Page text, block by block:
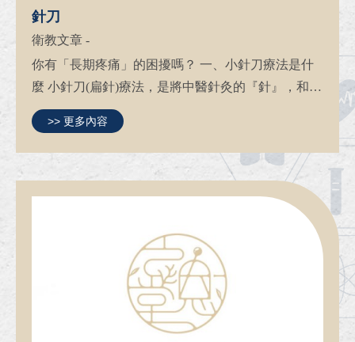
針刀
衛教文章 -
你有「長期疼痛」的困擾嗎？ 一、小針刀療法是什
麼 小針刀(扁針)療法，是將中醫針灸的『針』，和西
醫手術的『刀』，結合兩者的特色及優 點為一體的
新醫療工具，在中醫理論的指導下，搭配西醫解剖
學，創造而成的醫療...
>> 更多內容